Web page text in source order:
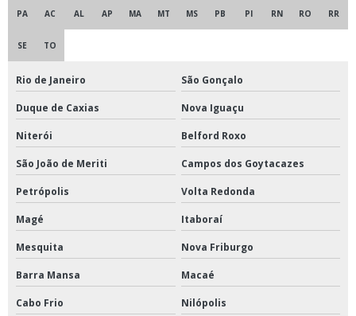
Moinho de solo
Moinho para minérios
Moinho tipo ciclone
Prensa hidráulica com aquecimento para laboratório
Refrigerador para vacinas
Refrigerador para vacinas preço
Tanque de formol para cadáveres
Tanques de formol
Reator fermentador biorreator para laboratório
Banho para ductilômetro
Bomba peristáltica
PA AC AL AP MA MT MS PB PI RN RO RR
SE TO
Rio de Janeiro São Gonçalo
Duque de Caxias Nova Iguaçu
Niterói Belford Roxo
São João de Meriti Campos dos Goytacazes
Petrópolis Volta Redonda
Magé Itaboraí
Mesquita Nova Friburgo
Barra Mansa Macaé
Cabo Frio Nilópolis